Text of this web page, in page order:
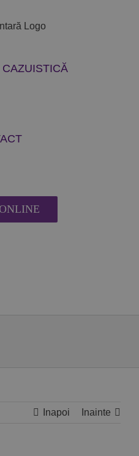
CAZUISTICĂ
Inapoi Inainte